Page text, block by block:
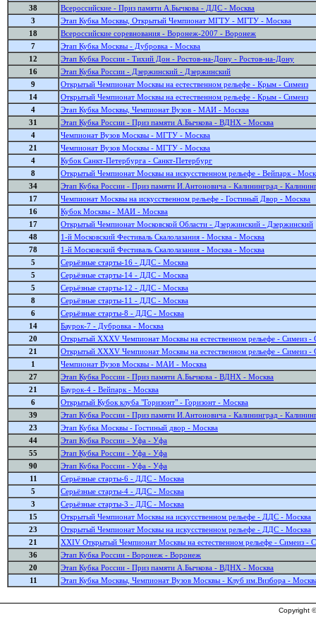
38
Всероссийские - Приз памяти А.Бычкова - ДДС - Москва
3
Этап Кубка Москвы, Открытый Чемпионат МГТУ - МГТУ - Москва
18
Всероссийские соревнования - Воронеж-2007 - Воронеж
7
Этап Кубка Москвы - Дубровка - Москва
12
Этап Кубка России - Тихий Дон - Ростов-на-Дону - Ростов-на-Дону
16
Этап Кубка России - Дзержинский - Дзержинский
9
Открытый Чемпионат Москвы на естественном рельефе - Крым - Симеиз
14
Открытый Чемпионат Москвы на естественном рельефе - Крым - Симеиз
4
Этап Кубка Москвы, Чемпионат Вузов - МАИ - Москва
31
Этап Кубка России - Приз памяти А.Бычкова - ВДНХ - Москва
4
Чемпионат Вузов Москвы - МГТУ - Москва
21
Чемпионат Вузов Москвы - МГТУ - Москва
4
Кубок Санкт-Петербурга - Санкт-Петербург
8
Открытый Чемпионат Москвы на искусственном рельефе - Вейпарк -
34
Этап Кубка России - Приз памяти И.Антоновича - Калининград -
17
Чемпионат Москвы на искусственном рельефе - Гостиный Двор - Москва
16
Кубок Москвы - МАИ - Москва
17
Открытый Чемпионат Московской Области - Дзержинский - Дзержинский
48
1-й Московский Фестиваль Скалолазания - Москва - Москва
78
1-й Московский Фестиваль Скалолазания - Москва - Москва
5
Серьёзные старты-16 - ДДС - Москва
5
Серьёзные старты-14 - ДДС - Москва
5
Серьёзные старты-12 - ДДС - Москва
8
Серьёзные старты-11 - ДДС - Москва
6
Серьёзные старты-8 - ДДС - Москва
14
Баурок-7 - Дубровка - Москва
20
Открытый XXXV Чемпионат Москвы на естественном рельефе - Симеиз -
21
Открытый XXXV Чемпионат Москвы на естественном рельефе - Симеиз -
1
Чемпионат Вузов Москвы - МАИ - Москва
27
Этап Кубка России - Приз памяти А.Бычкова - ВДНХ - Москва
21
Баурок-4 - Вейпарк - Москва
6
Открытый Кубок клуба "Горизонт" - Горизонт - Москва
39
Этап Кубка России - Приз памяти И.Антоновича - Калининград -
23
Этап Кубка Москвы - Гостиный двор - Москва
44
Этап Кубка России - Уфа - Уфа
55
Этап Кубка России - Уфа - Уфа
90
Этап Кубка России - Уфа - Уфа
11
Серьёзные старты-6 - ДДС - Москва
5
Серьёзные старты-4 - ДДС - Москва
3
Серьёзные старты-3 - ДДС - Москва
15
Открытый Чемпионат Москвы на искусственном рельефе - ДДС - Москва
23
Открытый Чемпионат Москвы на искусственном рельефе - ДДС - Москва
21
XXIV Открытый Чемпионат Москвы на естественном рельефе - Симеиз -
36
Этап Кубка России - Воронеж - Воронеж
20
Этап Кубка России - Приз памяти А.Бычкова - ВДНХ - Москва
11
Этап Кубка Москвы, Чемпионат Вузов Москвы - Клуб им.Визбора -
Copyright